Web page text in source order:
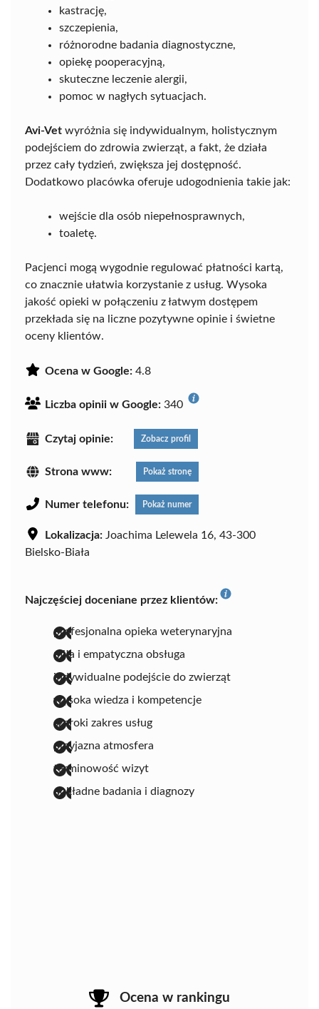
kastrację,
szczepienia,
różnorodne badania diagnostyczne,
opiekę pooperacyjną,
skuteczne leczenie alergii,
pomoc w nagłych sytuacjach.
Avi-Vet wyróżnia się indywidualnym, holistycznym
podejściem do zdrowia zwierząt, a fakt, że działa
przez cały tydzień, zwiększa jej dostępność.
Dodatkowo placówka oferuje udogodnienia takie jak:
wejście dla osób niepełnosprawnych,
toaletę.
Pacjenci mogą wygodnie regulować płatności kartą,
co znacznie ułatwia korzystanie z usług. Wysoka
jakość opieki w połączeniu z łatwym dostępem
przekłada się na liczne pozytywne opinie i świetne
oceny klientów.
Ocena w Google: 4.8
Liczba opinii w Google: 340
Czytaj opinie: Zobacz profil
Strona www: Pokaż stronę
Numer telefonu: Pokaż numer
Lokalizacja: Joachima Lelewela 16, 43-300
Bielsko-Biała
Najczęściej doceniane przez klientów:
profesjonalna opieka weterynaryjna
miła i empatyczna obsługa
indywidualne podejście do zwierząt
wysoka wiedza i kompetencje
szeroki zakres usług
przyjazna atmosfera
terminowość wizyt
dokładne badania i diagnozy
Ocena w rankingu